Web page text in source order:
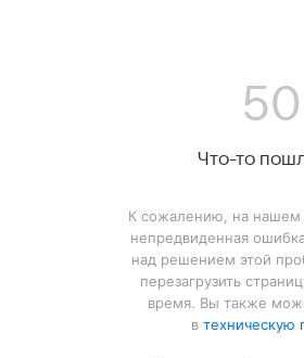
Что-то
К сожалению, на нашем
непредвиденная
над решением этой
перезагрузить
время. Вы также
втехническую